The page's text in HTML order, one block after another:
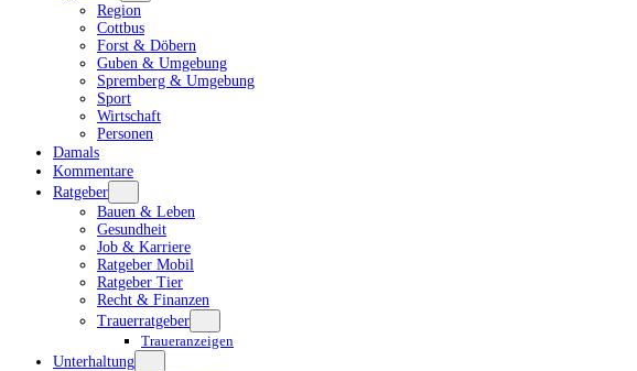
Region
Cottbus
Forst & Döbern
Guben & Umgebung
Spremberg & Umgebung
Sport
Wirtschaft
Personen
Damals
Kommentare
Ratgeber
Bauen & Leben
Gesundheit
Job & Karriere
Ratgeber Mobil
Ratgeber Tier
Recht & Finanzen
Trauerratgeber
Traueranzeigen
Unterhaltung